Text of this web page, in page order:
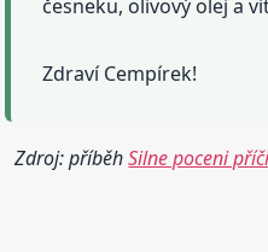
česneku, olivový olej a
Zdraví Cempírek!
Zdroj: příběhSilne poceni